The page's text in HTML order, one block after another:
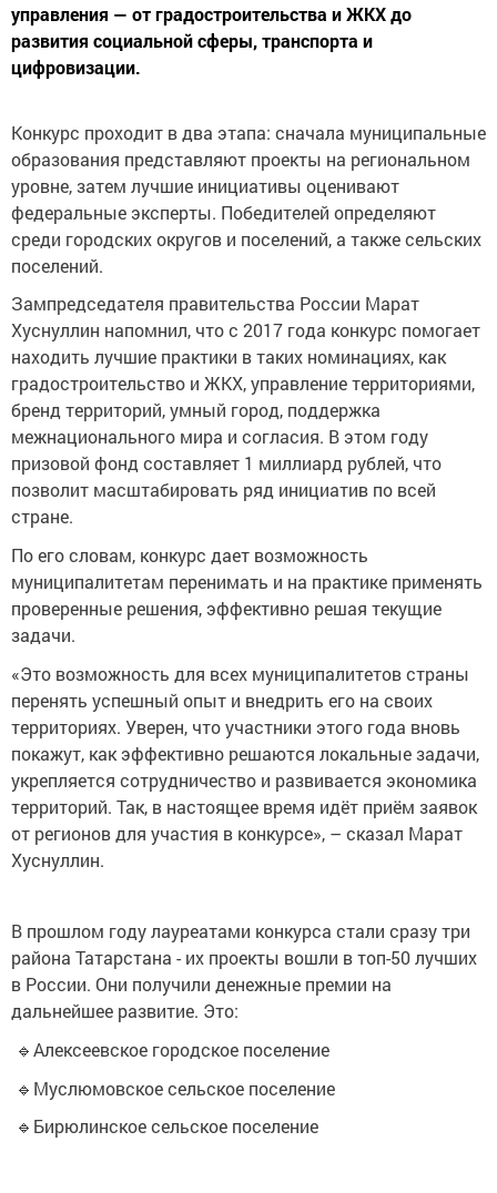
управления — от градостроительства и ЖКХ до
развития социальной сферы, транспорта и
цифровизации.
Конкурс проходит в два этапа: сначала муниципальные
образования представляют проекты на региональном
уровне, затем лучшие инициативы оценивают
федеральные эксперты. Победителей определяют
среди городских округов и поселений, а также сельских
поселений.
Зампредседателя правительства России Марат
Хуснуллин напомнил, что с 2017 года конкурс помогает
находить лучшие практики в таких номинациях, как
градостроительство и ЖКХ, управление территориями,
бренд территорий, умный город, поддержка
межнационального мира и согласия. В этом году
призовой фонд составляет 1 миллиард рублей, что
позволит масштабировать ряд инициатив по всей
стране.
По его словам, конкурс дает возможность
муниципалитетам перенимать и на практике применять
проверенные решения, эффективно решая текущие
задачи.
«Это возможность для всех муниципалитетов страны
перенять успешный опыт и внедрить его на своих
территориях. Уверен, что участники этого года вновь
покажут, как эффективно решаются локальные задачи,
укрепляется сотрудничество и развивается экономика
территорий. Так, в настоящее время идёт приём заявок
от регионов для участия в конкурсе», – сказал Марат
Хуснуллин.
В прошлом году лауреатами конкурса стали сразу три
района Татарстана - их проекты вошли в топ-50 лучших
в России. Они получили денежные премии на
дальнейшее развитие. Это:
🔹Алексеевское городское поселение
🔹Муслюмовское сельское поселение
🔹Бирюлинское сельское поселение